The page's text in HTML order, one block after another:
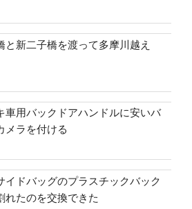
と新二子橋を渡って多摩川越え
車用バックドアハンドルに安いバ
メラを付ける
イドバッグのプラスチックバック
れたのを交換できた